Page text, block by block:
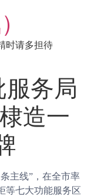
时请多担待
务局
造一
主线”，在全市率
等七大功能服务区